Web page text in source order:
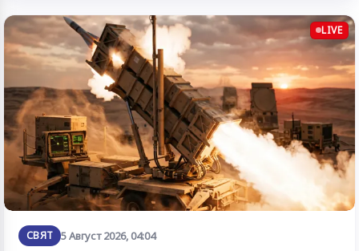
LIVE
СВЯТ 5 Август 2026, 04:04